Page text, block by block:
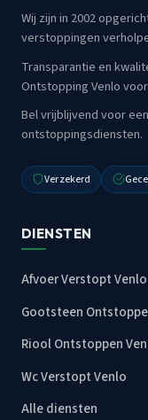
Wij zijn in 2002
verstoppingen
Transparantie en
Ontstopping Venlo
Bel vrijblijvend voor
ontstoppingsdiensten.
Verzekerd
DIENSTEN
Afvoer Verstopt Venlo
Gootsteen
Riool Ontstoppen
Wc Verstopt Venlo
Alle diensten